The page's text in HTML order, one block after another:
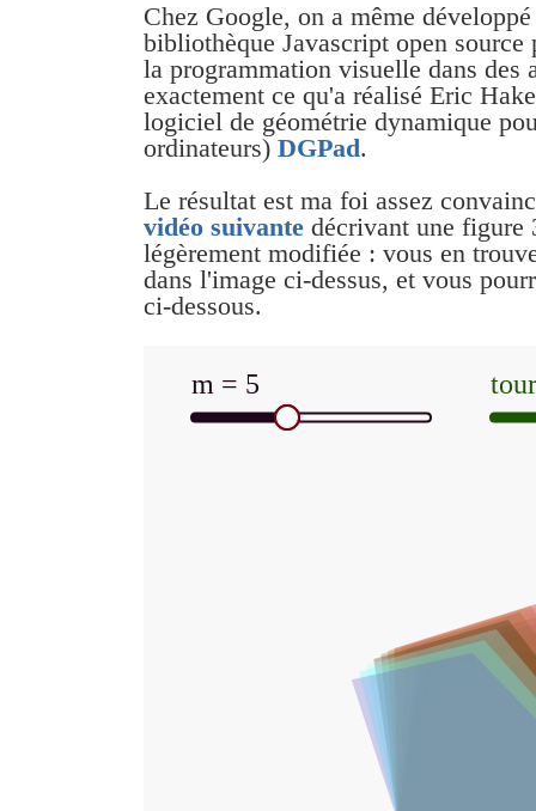
Chez Google, on a même
bibliothèque Javascript open source
la programmation visuelle dans des
exactement ce qu'a réalisé Eric
logiciel de géométrie dynamique
ordinateurs) DGPad.
Le résultat est ma foi assez
vidéo suivante décrivant une figure
légèrement modifiée : vous en
dans l'image ci-dessus, et vous
ci-dessous.